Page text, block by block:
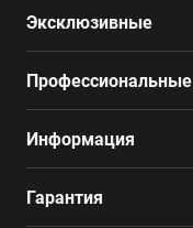
Эксклюзивные
Профессиональные
Информация
Гарантия